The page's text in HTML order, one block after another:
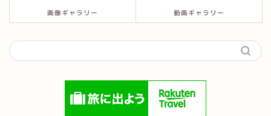
画像ギャラリー 動画ギャラリー